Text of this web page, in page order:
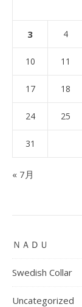
3 4
10 11
17 18
24 25
31
« 7月
ＮＡＤＵ
Swedish Collar
Uncategorized